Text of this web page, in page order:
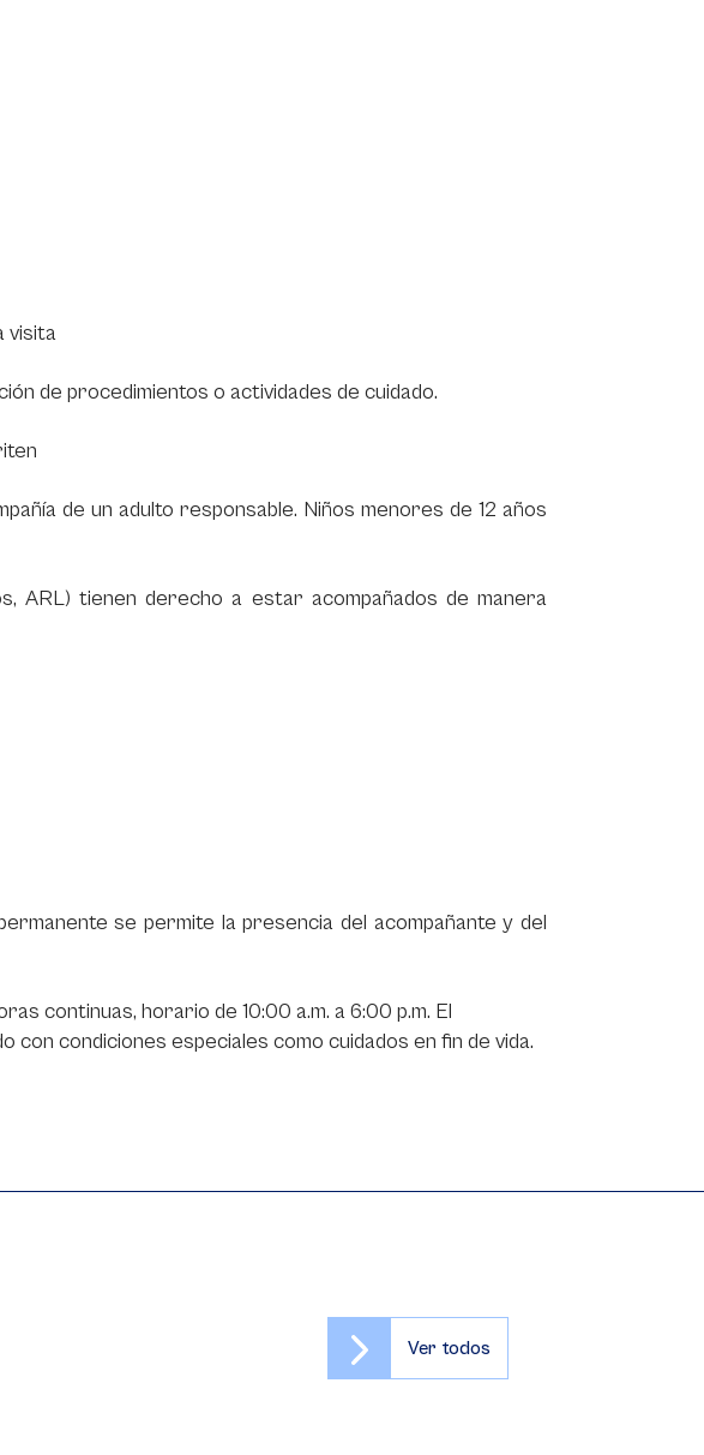
visita
de procedimientos o actividades de cuidado.
de un adulto responsable. Niños menores de 12 años
ARL) tienen derecho a estar acompañados de manera
se permite la presencia del acompañante y del
continuas, horario de 10:00 a.m. a 6:00 p.m. El
con condiciones especiales como cuidados en fin de vida.
Ver todos